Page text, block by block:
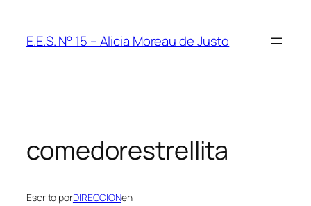
contenido
E.E.S. N° 15 – Alicia Moreau de Justo
comedorestrellita
Escrito porDIRECCIONen